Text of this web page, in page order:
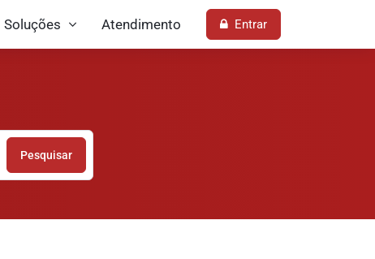
Soluções Atendimento Entrar
Pesquisar